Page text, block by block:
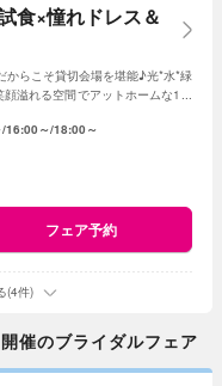
食×憧れドレス＆
からこそ貸切会場を堪能♪光*水*緑
溢れる空間でアットホームな1日
16:00～ 18:00～
フェア予約
(4件)
のブライダルフェア